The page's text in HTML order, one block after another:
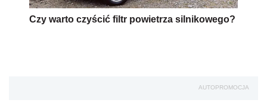
Czy warto czyścić filtr powietrza silnikowego?
AUTOPROMOCJA